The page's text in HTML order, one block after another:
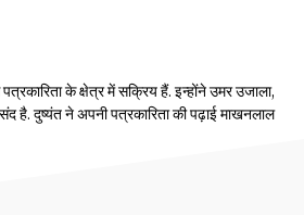
के क्षेत्र में सक्रिय हैं. इन्होंने उमर उजाला,
है. दुष्यंत ने अपनी पत्रकारिता की पढ़ाई माखनलाल